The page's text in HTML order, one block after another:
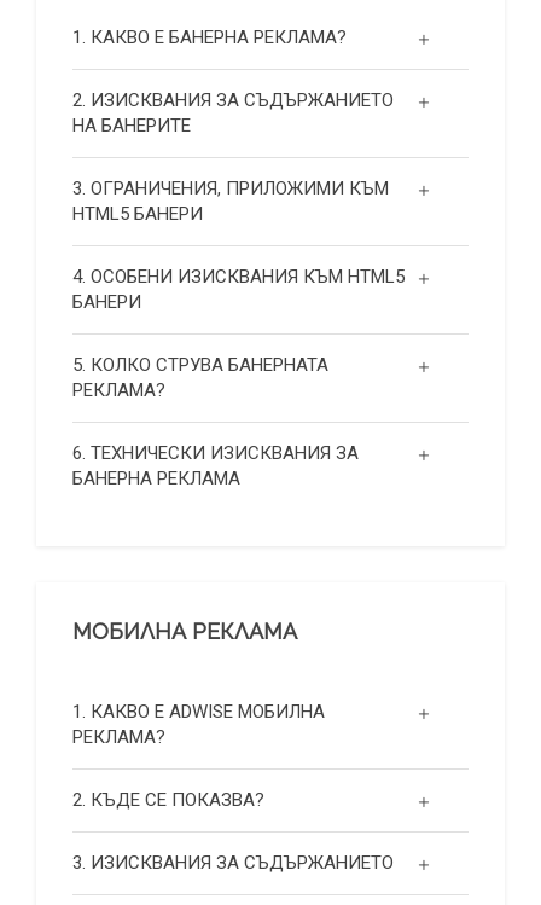
1. КАКВО Е БАНЕРНА РЕКЛАМА?
2. ИЗИСКВАНИЯ ЗА СЪДЪРЖАНИЕТО
НА БАНЕРИТЕ
3. ОГРАНИЧЕНИЯ, ПРИЛОЖИМИ КЪМ
HTML5 БАНЕРИ
4. ОСОБЕНИ ИЗИСКВАНИЯ КЪМ HTML5
БАНЕРИ
5. КОЛКО СТРУВА БАНЕРНАТА
РЕКЛАМА?
6. ТЕХНИЧЕСКИ ИЗИСКВАНИЯ ЗА
БАНЕРНА РЕКЛАМА
МОБИЛНА РЕКЛАМА
1. КАКВО Е ADWISE МОБИЛНА
РЕКЛАМА?
2. КЪДЕ СЕ ПОКАЗВА?
3. ИЗИСКВАНИЯ ЗА СЪДЪРЖАНИЕТО